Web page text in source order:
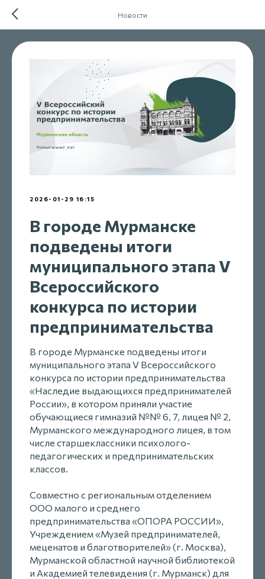
Новости
2026-01-29 16:15
В городе Мурманске
подведены итоги
муниципального этапа V
Всероссийского
конкурса по истории
предпринимательства
В городе Мурманске подведены итоги
муниципального этапа V Всероссийского
конкурса по истории предпринимательства
«Наследие выдающихся предпринимателей
России», в котором приняли участие
обучающиеся гимназий №№ 6, 7, лицея № 2,
Мурманского международного лицея, в том
числе старшеклассники психолого-
педагогических и предпринимательских
классов.
Совместно с региональным отделением
ООО малого и среднего
предпринимательства «ОПОРА РОССИИ»,
Учреждением «Музей предпринимателей,
меценатов и благотворителей» (г. Москва),
Мурманской областной научной библиотекой
и Академией телевидения (г. Мурманск) для